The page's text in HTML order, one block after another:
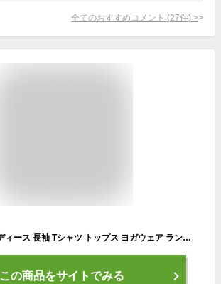
全てのおすすめコメント (27件) >
スポーツウェア レディース 長袖 Tシャツ トップス ヨガウェア ランニングウェア トレーニングウェア フィットネスウェア ウォーキング ヨガ ホットヨガ ジム ダイエット 大きいサイズ 秋 おしゃれ ゆったり かわいい 吸水速乾 Flexia (フレキシア) カラー5色 [ 送料無料 ]
この商品をサイトでみる